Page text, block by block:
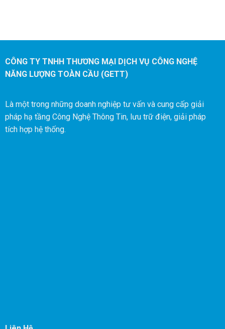
CÔNG TY TNHH THƯƠNG MẠI DỊCH VỤ CÔNG NGHỆ
NĂNG LƯỢNG TOÀN CẦU (GETT)
Là một trong những doanh nghiệp tư vấn và cung cấp giải
pháp hạ tầng Công Nghệ Thông Tin, lưu trữ điện, giải pháp
tích hợp hệ thống.